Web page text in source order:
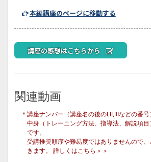
本編講座のページに移動する
講座の感想はこちらから
関連動画
＊講座ナンバー（講座名の後のⅠ,Ⅱ,Ⅲなどの番
中身（トレーニング方法、指導法、解説項
です。
受講推奨順序や難易度ではありませんので
きます。 詳しくはこちら＞＞